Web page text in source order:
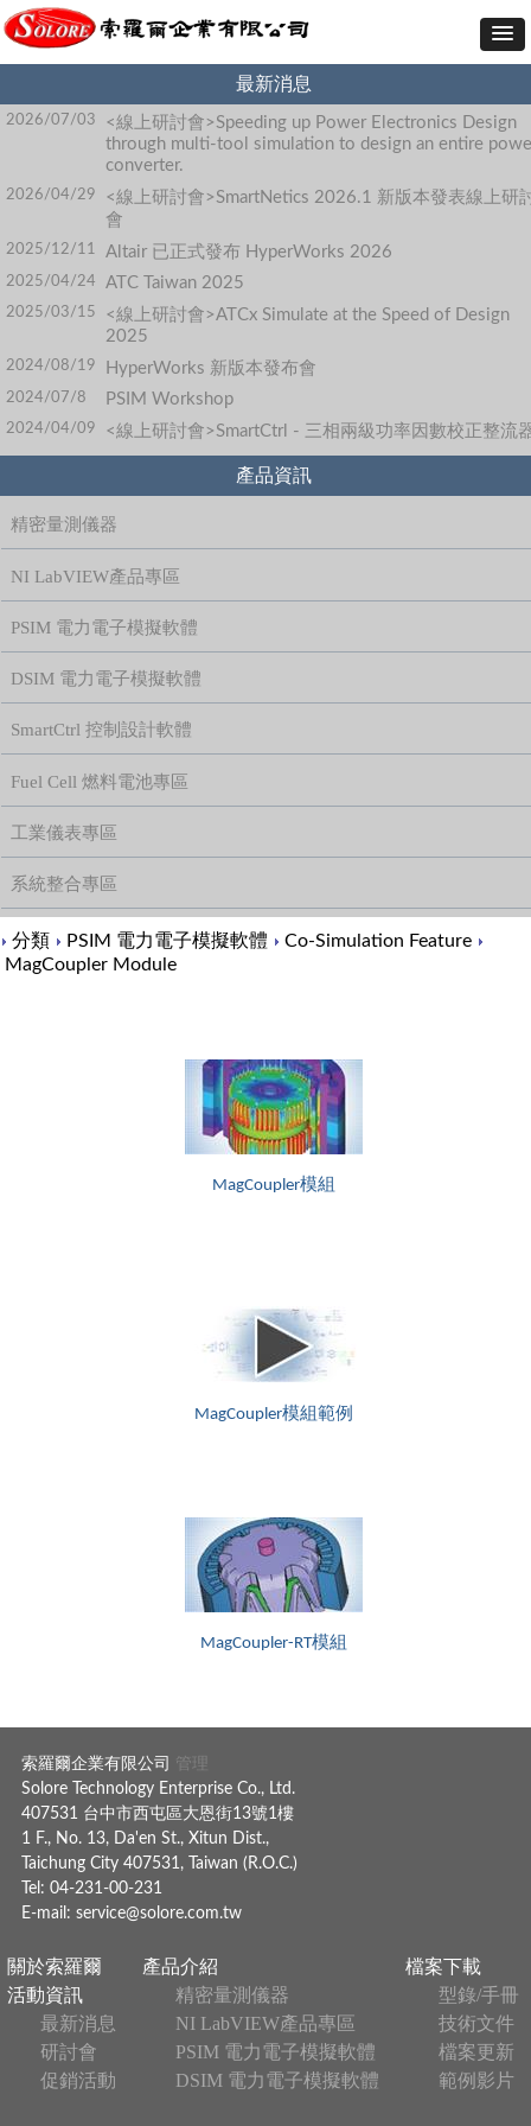
最新消息
2026/07/03
<線上研討會>Speeding up Power Electronics Design
through multi-tool simulation to design an entire
converter.
2026/04/29
<線上研討會>SmartNetics 2026.1 新版本發表線上研
會
2025/12/11 Altair 已正式發布 HyperWorks 2026
2025/04/24 ATC Taiwan 2025
2025/03/15
<線上研討會>ATCx Simulate at the Speed of Design
2025
2024/08/19 HyperWorks 新版本發布會
2024/07/8 PSIM Workshop
2024/04/09 <線上研討會>SmartCtrl - 三相兩級功率因數校正整流
產品資訊
精密量測儀器
NI LabVIEW產品專區
PSIM 電力電子模擬軟體
DSIM 電力電子模擬軟體
SmartCtrl 控制設計軟體
Fuel Cell 燃料電池專區
工業儀表專區
系統整合專區
Content
分類 PSIM 電力電子模擬軟體
Co-Simulation Feature
MagCoupler Module
MagCoupler模組
MagCoupler模組範例
MagCoupler-RT模組
索羅爾企業有限公司
管理
Solore Technology Enterprise Co., Ltd.
407531 台中市西屯區大恩街13號1樓
1 F., No. 13, Da'en St., Xitun Dist.,
Taichung City 407531, Taiwan (R.O.C.)
Tel: 04-231-00-231
E-mail: service@solore.com.tw
關於索羅爾
活動資訊
最新消息
研討會
促銷活動
產品介紹
精密量測儀器
NI LabVIEW產品專區
PSIM 電力電子模擬軟體
DSIM 電力電子模擬軟體
檔案下載
型錄/手冊
技術文件
檔案更新
範例影片